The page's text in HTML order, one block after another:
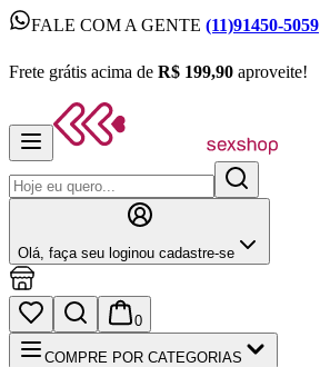
FALE COM A GENTE (11)91450-5059
Frete grátis acima de R$ 199,90 aproveite!
Olá, faça seu loginou cadastre‑se
0
COMPRE POR CATEGORIAS